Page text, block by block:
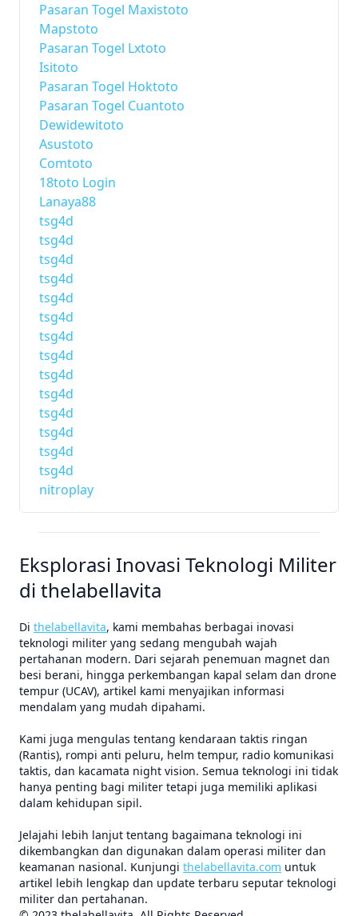
Pasaran Togel Maxistoto
Mapstoto
Pasaran Togel Lxtoto
Isitoto
Pasaran Togel Hoktoto
Pasaran Togel Cuantoto
Dewidewitoto
Asustoto
Comtoto
18toto Login
Lanaya88
tsg4d
tsg4d
tsg4d
tsg4d
tsg4d
tsg4d
tsg4d
tsg4d
tsg4d
tsg4d
tsg4d
tsg4d
tsg4d
tsg4d
nitroplay
Eksplorasi Inovasi Teknologi Militer
di thelabellavita
Di thelabellavita, kami membahas berbagai inovasi
teknologi militer yang sedang mengubah wajah
pertahanan modern. Dari sejarah penemuan magnet dan
besi berani, hingga perkembangan kapal selam dan drone
tempur (UCAV), artikel kami menyajikan informasi
mendalam yang mudah dipahami.
Kami juga mengulas tentang kendaraan taktis ringan
(Rantis), rompi anti peluru, helm tempur, radio komunikasi
taktis, dan kacamata night vision. Semua teknologi ini tidak
hanya penting bagi militer tetapi juga memiliki aplikasi
dalam kehidupan sipil.
Jelajahi lebih lanjut tentang bagaimana teknologi ini
dikembangkan dan digunakan dalam operasi militer dan
keamanan nasional. Kunjungi thelabellavita.com untuk
artikel lebih lengkap dan update terbaru seputar teknologi
militer dan pertahanan.